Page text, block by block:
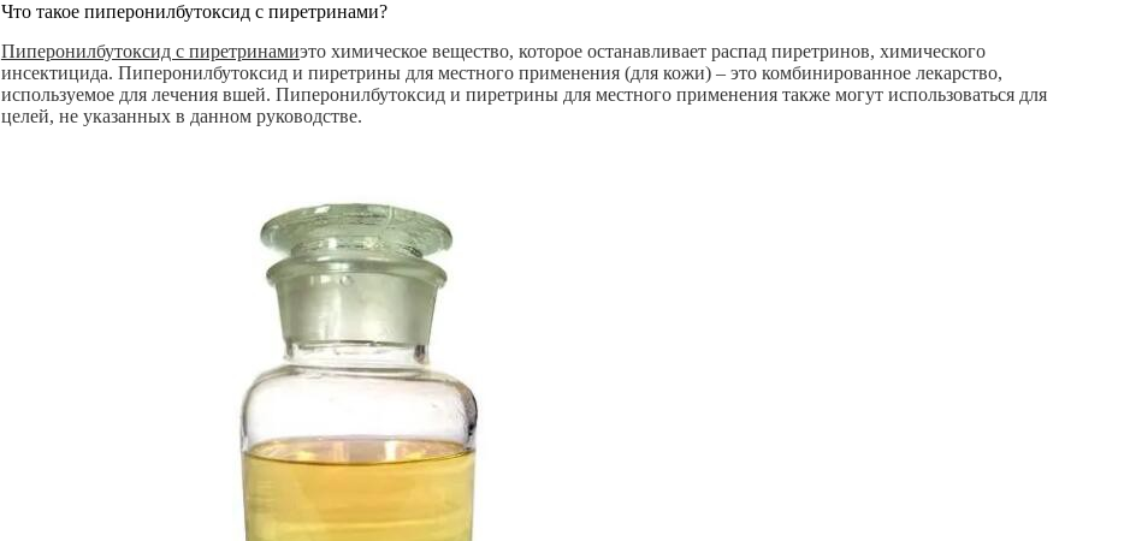
Что такое пиперонилбутоксид с пиретринами?
Пиперонилбутоксид с пиретринамиэто химическое вещество, которое останавливает распад пиретринов, химического
инсектицида. Пиперонилбутоксид и пиретрины для местного применения (для кожи) – это комбинированное лекарство,
используемое для лечения вшей. Пиперонилбутоксид и пиретрины для местного применения также могут использоваться для
целей, не указанных в данном руководстве.